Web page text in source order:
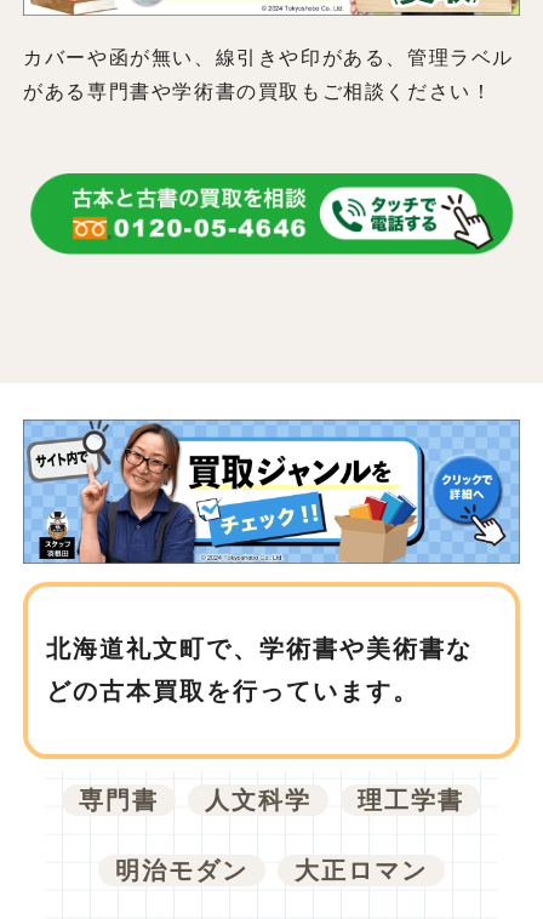
カバーや函が無い、線引きや印がある、管理ラベル
がある専門書や学術書の買取もご相談ください！
北海道礼文町で、学術書や美術書な
どの古本買取を行っています。
専門書 人文科学 理工学書
明治モダン 大正ロマン